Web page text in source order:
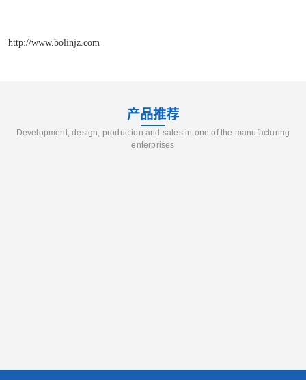
http://www.bolinjz.com
产品推荐
Development, design, production and sales in one of the manufacturing
enterprises